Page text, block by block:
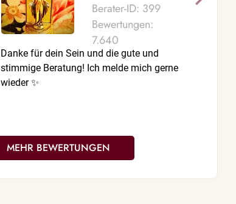
Berater-ID: 399
Bewertungen:
7.640
Danke für dein Sein und die gute und
stimmige Beratung! Ich melde mich gerne
wieder ✨
MEHR BEWERTUNGEN